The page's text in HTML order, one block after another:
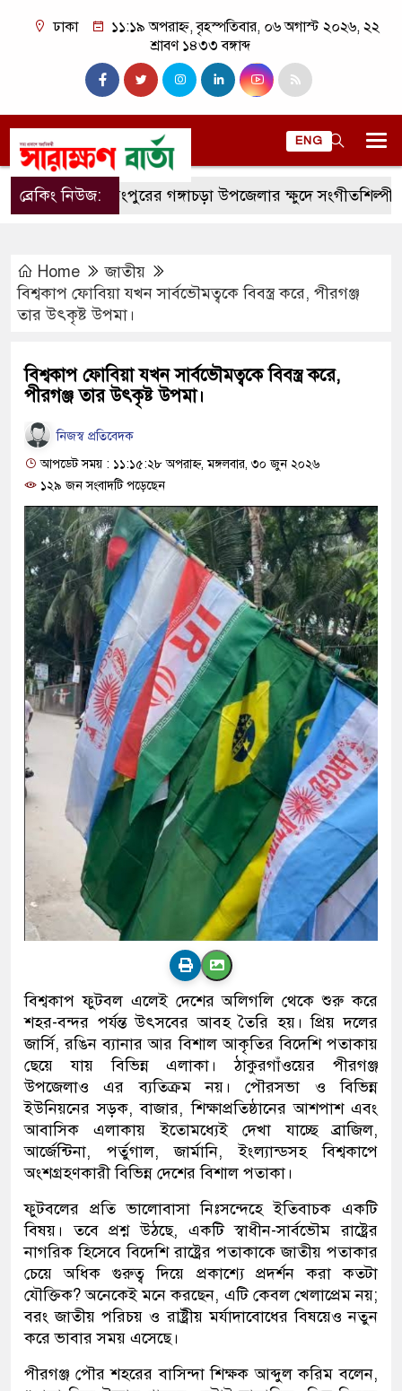
ঢাকা
১১:১৯ অপরাহ্ন, বৃহস্পতিবার, ০৬ অগাস্ট ২০২৬, ২২
শ্রাবণ ১৪৩৩ বঙ্গাব্দ
ENG
ব্রেকিং নিউজ:রংপুরের গঙ্গাচড়া উপজেলার ক্ষুদে সংগীতশিল্পী অনুশ্রী
Home
জাতীয়
বিশ্বকাপ ফোবিয়া যখন সার্বভৌমত্বকে বিবস্ত্র করে, পীরগঞ্জ
তার উৎকৃষ্ট উপমা।
বিশ্বকাপ ফোবিয়া যখন সার্বভৌমত্বকে বিবস্ত্র করে,
পীরগঞ্জ তার উৎকৃষ্ট উপমা।
নিজস্ব প্রতিবেদক
আপডেট সময় : ১১:১৫:২৮ অপরাহ্ন, মঙ্গলবার, ৩০ জুন ২০২৬
১২৯ জন সংবাদটি পড়েছেন
বিশ্বকাপ ফুটবল এলেই দেশের অলিগলি থেকে শুরু করে
শহর-বন্দর পর্যন্ত উৎসবের আবহ তৈরি হয়। প্রিয় দলের
জার্সি, রঙিন ব্যানার আর বিশাল আকৃতির বিদেশি পতাকায়
ছেয়ে যায় বিভিন্ন এলাকা। ঠাকুরগাঁওয়ের পীরগঞ্জ
উপজেলাও এর ব্যতিক্রম নয়। পৌরসভা ও বিভিন্ন
ইউনিয়নের সড়ক, বাজার, শিক্ষাপ্রতিষ্ঠানের আশপাশ এবং
আবাসিক এলাকায় ইতোমধ্যেই দেখা যাচ্ছে ব্রাজিল,
আর্জেন্টিনা, পর্তুগাল, জার্মানি, ইংল্যান্ডসহ বিশ্বকাপে
অংশগ্রহণকারী বিভিন্ন দেশের বিশাল পতাকা।
ফুটবলের প্রতি ভালোবাসা নিঃসন্দেহে ইতিবাচক একটি
বিষয়। তবে প্রশ্ন উঠছে, একটি স্বাধীন-সার্বভৌম রাষ্ট্রের
নাগরিক হিসেবে বিদেশি রাষ্ট্রের পতাকাকে জাতীয় পতাকার
চেয়ে অধিক গুরুত্ব দিয়ে প্রকাশ্যে প্রদর্শন করা কতটা
যৌক্তিক? অনেকেই মনে করছেন, এটি কেবল খেলাপ্রেম নয়;
বরং জাতীয় পরিচয় ও রাষ্ট্রীয় মর্যাদাবোধের বিষয়েও নতুন
করে ভাবার সময় এসেছে।
পীরগঞ্জ পৌর শহরের বাসিন্দা শিক্ষক আব্দুল করিম বলেন,